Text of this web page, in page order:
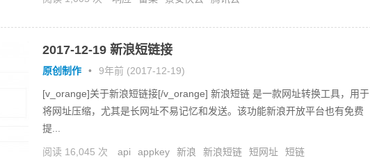
2017-12-19 新浪短链接
原创制作 • 9年前 (2017-12-19)
[v_orange]关于新浪短链接[/v_orange] 新浪短链 是一款网址转换工具，用于
将网址压缩，尤其是长网址不易记忆和发送。该功能新浪开放平台也有免费
提...
阅读 16,045 次 api appkey 新浪 新浪短链 短网址 短链